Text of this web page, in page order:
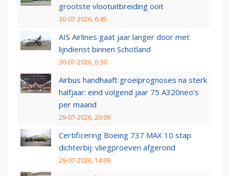
grootste vlootuitbreiding ooit
30-07-2026, 6:45
AIS Airlines gaat jaar langer door met
lijndienst binnen Schotland
30-07-2026, 6:30
Airbus handhaaft groeiprognoses na sterk
halfjaar: eind volgend jaar 75 A320neo’s
per maand
29-07-2026, 20:09
Certificering Boeing 737 MAX 10 stap
dichterbij: vliegproeven afgerond
29-07-2026, 14:09